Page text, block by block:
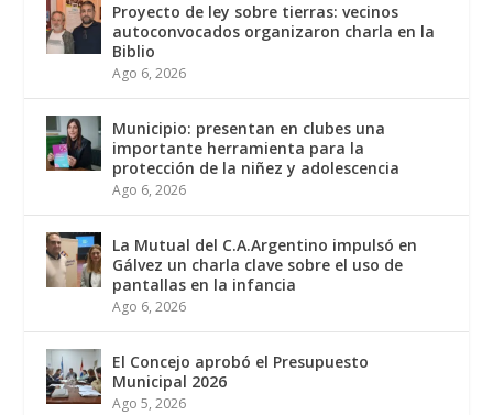
Proyecto de ley sobre tierras: vecinos
autoconvocados organizaron charla en la
Biblio
Ago 6, 2026
Municipio: presentan en clubes una
importante herramienta para la
protección de la niñez y adolescencia
Ago 6, 2026
La Mutual del C.A.Argentino impulsó en
Gálvez un charla clave sobre el uso de
pantallas en la infancia
Ago 6, 2026
El Concejo aprobó el Presupuesto
Municipal 2026
Ago 5, 2026